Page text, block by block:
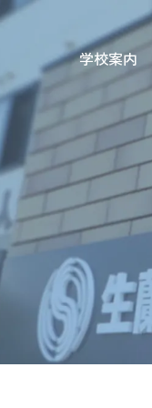
学校案内